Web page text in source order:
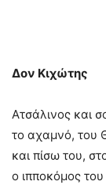
Δον Κιχώτης
Ατσάλινος και
το αχαμνό, του
και πίσω του,
ο ιπποκόμος